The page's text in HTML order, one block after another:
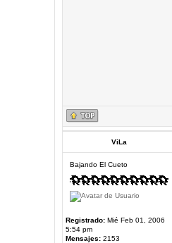
ViLa
Bajando El Cueto
Registrado:Mié Feb 01, 2006
5:54 pm
Mensajes:2153